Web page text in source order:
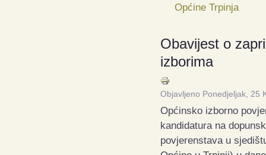
Općine Trpinja
Obavijest o
izborima
Objavljeno Ponedjeljak, 25
Općinsko izborno
kandidatura na
povjerenstava u